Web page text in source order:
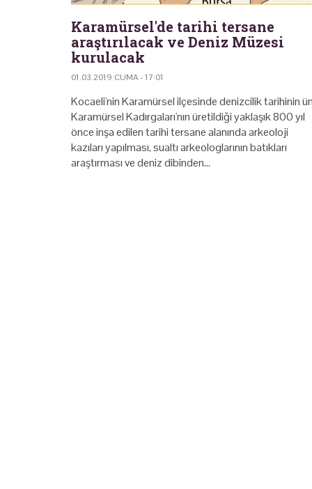
Karamürsel'de tarihi tersane
araştırılacak ve Deniz Müzesi
kurulacak
01.03.2019 CUMA - 17:01
Kocaeli'nin Karamürsel ilçesinde denizcilik tarihinin
Karamürsel Kadırgaları'nın üretildiği yaklaşık 800 yıl
önce inşa edilen tarihi tersane alanında arkeoloji
kazıları yapılması, sualtı arkeologlarının batıkları
araştırması ve deniz dibinden…